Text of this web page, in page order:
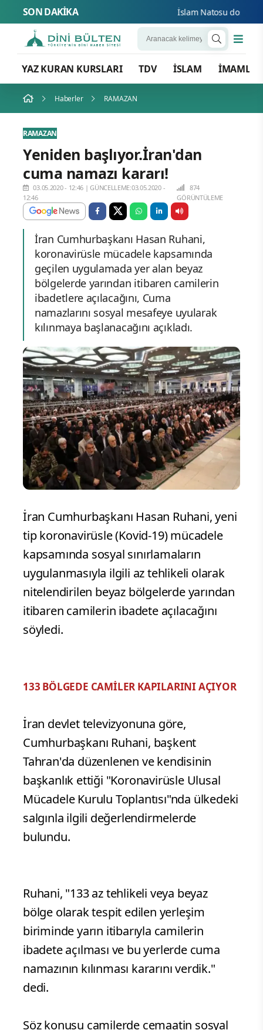
SON DAKİKA İslam Natosu dosta
YAZ KURAN KURSLARI TDV İSLAM İMAMLAR
Haberler RAMAZAN
RAMAZAN
Yeniden başlıyor.İran'dan
cuma namazı kararı!
03.05.2020 - 12:46 |GÜNCELLEME:03.05.2020 -
12:46
874
GÖRÜNTÜLEME
İran Cumhurbaşkanı Hasan Ruhani,
koronavirüsle mücadele kapsamında
geçilen uygulamada yer alan beyaz
bölgelerde yarından itibaren camilerin
ibadetlere açılacağını, Cuma
namazlarını sosyal mesafeye uyularak
kılınmaya başlanacağını açıkladı.
İran Cumhurbaşkanı Hasan Ruhani, yeni
tip koronavirüsle (Kovid-19) mücadele
kapsamında sosyal sınırlamaların
uygulanmasıyla ilgili az tehlikeli olarak
nitelendirilen beyaz bölgelerde yarından
itibaren camilerin ibadete açılacağını
söyledi.
133 BÖLGEDE CAMİLER KAPILARINI AÇIYOR
İran devlet televizyonuna göre,
Cumhurbaşkanı Ruhani, başkent
Tahran'da düzenlenen ve kendisinin
başkanlık ettiği "Koronavirüsle Ulusal
Mücadele Kurulu Toplantısı"nda ülkedeki
salgınla ilgili değerlendirmelerde
bulundu.
Ruhani, "133 az tehlikeli veya beyaz
bölge olarak tespit edilen yerleşim
biriminde yarın itibarıyla camilerin
ibadete açılması ve bu yerlerde cuma
namazının kılınması kararını verdik."
dedi.
Söz konusu camilerde cemaatin sosyal